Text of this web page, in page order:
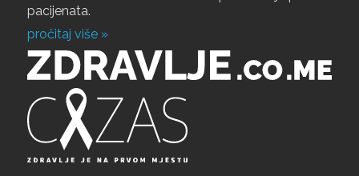
pacijenata.
pročitaj više »